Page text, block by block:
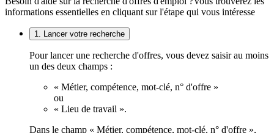
informations essentielles en cliquant sur l'étape qui vous intéresse
1. Lancer votre recherche
Pour lancer une recherche d'offres, vous devez saisir au moins
un des deux champs :
« Métier, compétence, mot-clé, n° d'offre »
ou
« Lieu de travail ».
Dans le champ « Métier, compétence, mot-clé, n° d'offre »,